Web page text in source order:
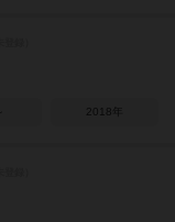
2018年